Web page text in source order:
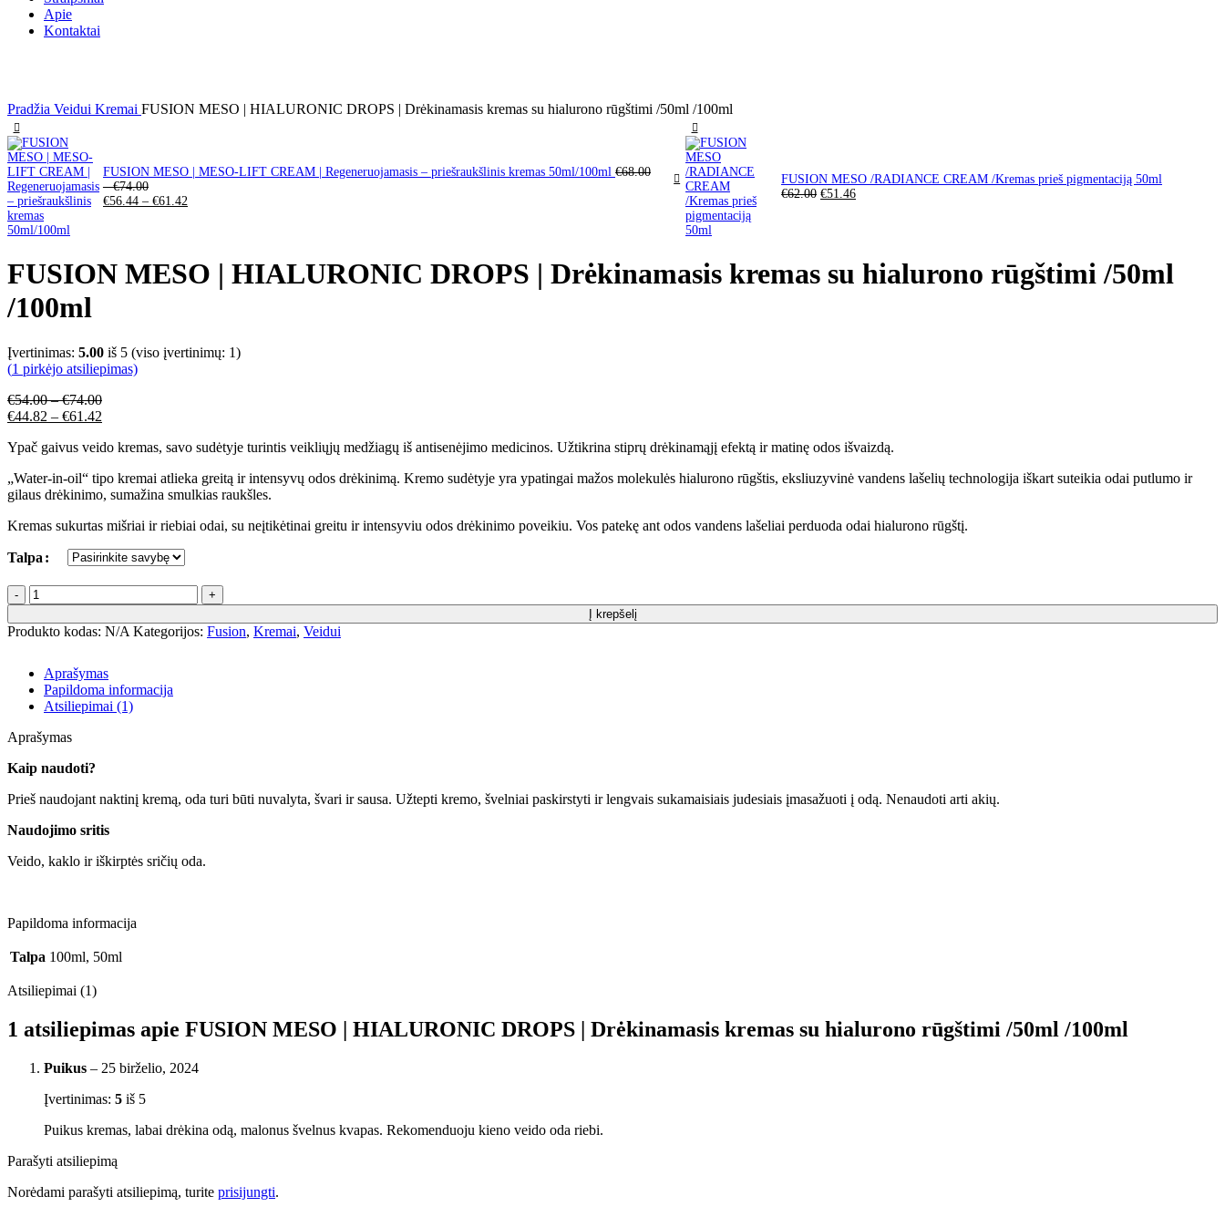
Apie
Kontaktai
Pradžia Veidui Kremai FUSION MESO | HIALURONIC DROPS | Drėkinamasis kremas su hialurono rūgštimi /50ml /100ml
FUSION MESO | MESO-LIFT CREAM | Regeneruojamasis – priešraukšlinis kremas 50ml/100ml €68.00
– €74.00
€56.44 – €61.42
FUSION MESO /RADIANCE CREAM /Kremas prieš pigmentaciją 50ml
€62.00 €51.46
FUSION MESO | HIALURONIC DROPS | Drėkinamasis kremas su hialurono rūgštimi /50ml
/100ml
Įvertinimas: 5.00 iš 5 (viso įvertinimų: 1)
(1 pirkėjo atsiliepimas)
€54.00 – €74.00
€44.82 – €61.42
Ypač gaivus veido kremas, savo sudėtyje turintis veikliųjų medžiagų iš antisenėjimo medicinos. Užtikrina stiprų drėkinamąjį efektą ir matinę odos išvaizdą.
„Water-in-oil“ tipo kremai atlieka greitą ir intensyvų odos drėkinimą. Kremo sudėtyje yra ypatingai mažos molekulės hialurono rūgštis, eksliuzyvinė vandens lašelių technologija iškart suteikia odai putlumo ir
gilaus drėkinimo, sumažina smulkias raukšles.
Kremas sukurtas mišriai ir riebiai odai, su neįtikėtinai greitu ir intensyviu odos drėkinimo poveikiu. Vos patekę ant odos vandens lašeliai perduoda odai hialurono rūgštį.
Talpa
Į krepšelį
Produkto kodas: N/A Kategorijos: Fusion, Kremai, Veidui
Aprašymas
Papildoma informacija
Atsiliepimai (1)
Aprašymas
Kaip naudoti?
Prieš naudojant naktinį kremą, oda turi būti nuvalyta, švari ir sausa. Užtepti kremo, švelniai paskirstyti ir lengvais sukamaisiais judesiais įmasažuoti į odą. Nenaudoti arti akių.
Naudojimo sritis
Veido, kaklo ir iškirptės sričių oda.
Papildoma informacija
Talpa 100ml, 50ml
Atsiliepimai (1)
1 atsiliepimas apie FUSION MESO | HIALURONIC DROPS | Drėkinamasis kremas su hialurono rūgštimi /50ml /100ml
Puikus – 25 birželio, 2024
Įvertinimas: 5 iš 5
Puikus kremas, labai drėkina odą, malonus švelnus kvapas. Rekomenduoju kieno veido oda riebi.
Parašyti atsiliepimą
Norėdami parašyti atsiliepimą, turite prisijungti.